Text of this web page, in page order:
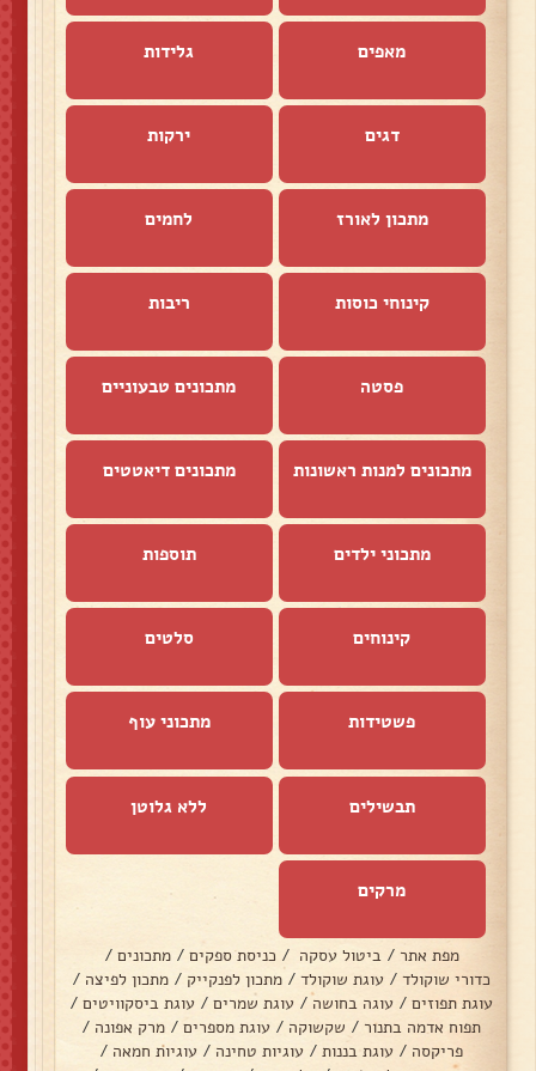
מאפים גלידות
דגים ירקות
מתכון לאורז לחמים
קינוחי כוסות ריבות
פסטה מתכונים טבעוניים
מתכונים למנות ראשונות מתכונים דיאטטים
מתכוני ילדים תוספות
קינוחים סלטים
פשטידות מתכוני עוף
תבשילים ללא גלוטן
מרקים
מפת אתר / ביטול עסקה / כניסת ספקים / מתכונים /
כדורי שוקולד / עוגת שוקולד / מתכון לפנקייק / מתכון לפיצה /
עוגת תפוזים / עוגה בחושה / עוגת שמרים / עוגת ביסקוויטים /
תפוח אדמה בתנור / שקשוקה / עוגת מספרים / מרק אפונה /
פריקסה / עוגת בננות / עוגיות טחינה / עוגיות חמאה /